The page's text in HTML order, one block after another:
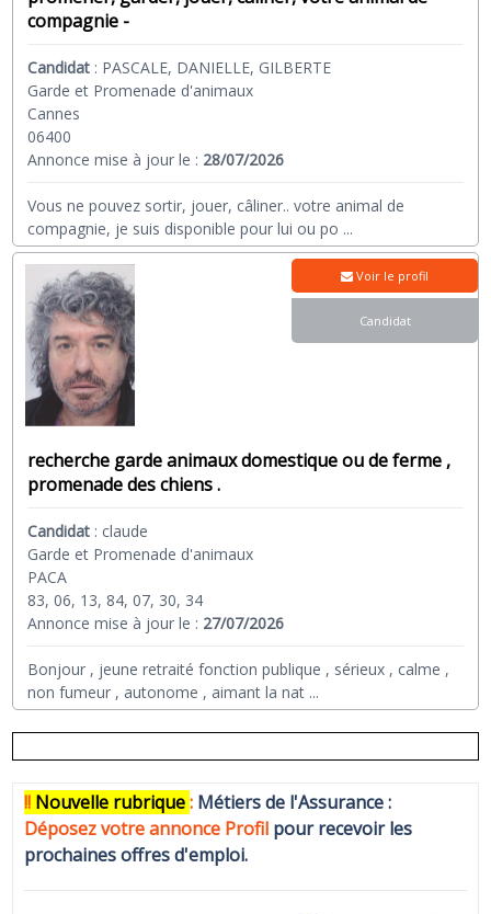
compagnie -
Candidat : PASCALE, DANIELLE, GILBERTE
Garde et Promenade d'animaux
Cannes
06400
Annonce mise à jour le : 28/07/2026
Vous ne pouvez sortir, jouer, câliner.. votre animal de
compagnie, je suis disponible pour lui ou po ...
recherche garde animaux domestique ou de ferme ,
promenade des chiens .
Candidat : claude
Garde et Promenade d'animaux
PACA
83, 06, 13, 84, 07, 30, 34
Annonce mise à jour le : 27/07/2026
Bonjour , jeune retraité fonction publique , sérieux , calme ,
non fumeur , autonome , aimant la nat ...
Voir le profil
Candidat
!! Nouvelle rubrique: Métiers de l'Assurance :
Déposez votre annonce Profil pour recevoir les
prochaines offres d'emploi.